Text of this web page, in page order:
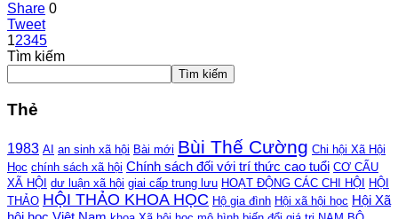
Share 0
Tweet
12345
Tìm kiếm
Tìm kiếm
Thẻ
1983 AI an sinh xã hội Bài mới Bùi Thế Cường Chi hội Xã Hội
Học chính sách xã hội Chính sách đối với trí thức cao tuổi CƠ CẤU
XÃ HỘI dư luận xã hội giai cấp trung lưu HOẠT ĐỘNG CÁC CHI HỘI HỘI
THẢO HỘI THẢO KHOA HỌC Hộ gia đình Hội xã hội học Hội Xã